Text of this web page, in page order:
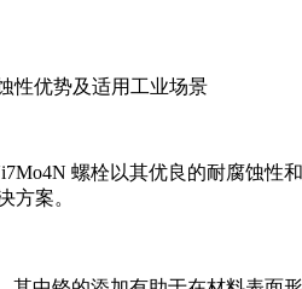
螺栓以其优良的耐腐蚀性
方案。